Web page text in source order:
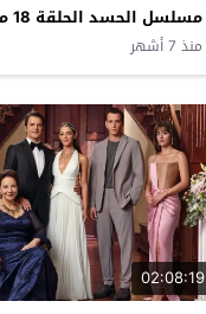
مسلسل الحسد الحلقة 18 مترجم
منذ 7 أشهر
02:08:19